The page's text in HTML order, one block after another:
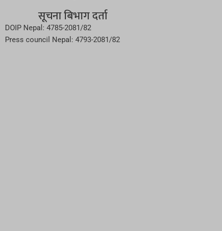
सूचना बिभाग दर्ता
DOIP Nepal: 4785-2081/82
Press council Nepal: 4793-2081/82